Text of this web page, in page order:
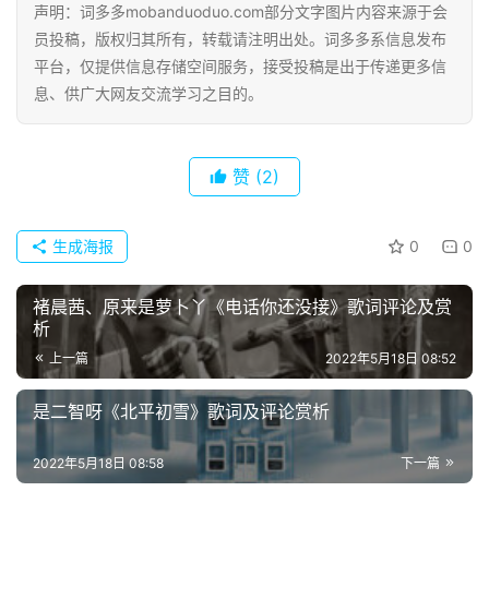
好
词
好
句
经
典
词
声明：词多多mobanduoduo.com部分文字图片内容来源于会
员投稿，版权归其所有，转载请注明出处。词多多系信息发布
平台，仅提供信息存储空间服务，接受投稿是出于传递更多信
息、供广大网友交流学习之目的。
赞 (2)
0 0
生成海报
褚晨茜、原来是萝卜丫《电话你还没接》歌词评论及赏
析
上一篇 2022年5月18日 08:52
是二智呀《北平初雪》歌词及评论赏析
下一篇
2022年5月18日 08:58